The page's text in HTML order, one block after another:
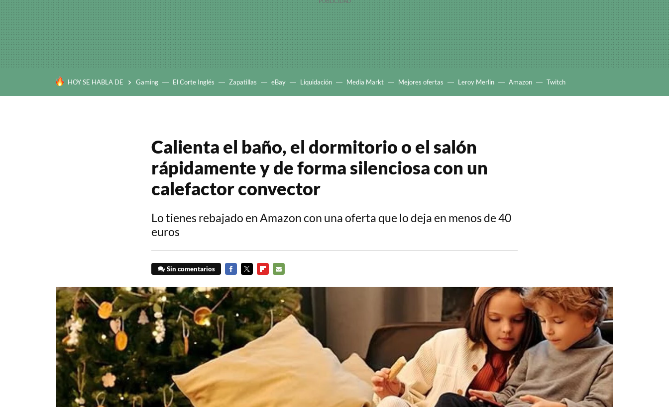
HOY SE HABLA DE Gaming El Corte Inglés Zapatillas eBay Liquidación Media Markt Mejores ofertas Leroy Merlin Amazon Twitch
Calienta el baño, el dormitorio o el salón
rápidamente y de forma silenciosa con un
calefactor convector
Lo tienes rebajado en Amazon con una oferta que lo deja en menos de 40
euros
Sin comentarios
MAIL